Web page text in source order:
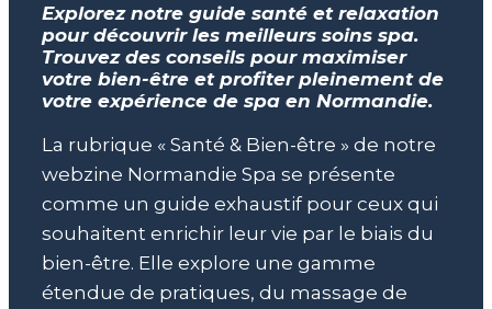
Explorez notre guide santé et relaxation
pour découvrir les meilleurs soins spa.
Trouvez des conseils pour maximiser
votre bien-être et profiter pleinement de
votre expérience de spa en Normandie.
La rubrique « Santé & Bien-être » de notre
webzine Normandie Spa se présente
comme un guide exhaustif pour ceux qui
souhaitent enrichir leur vie par le biais du
bien-être. Elle explore une gamme
étendue de pratiques, du massage de